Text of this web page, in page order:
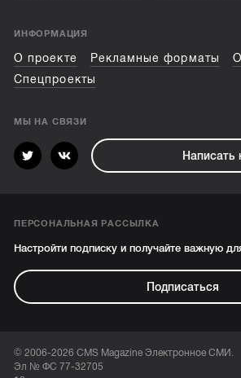
ИНФОРМАЦИЯ
О проекте Рекламные форматы
Спецпроекты
МЫ НА СВЯЗИ
Написать
ПЕРСОНАЛЬНАЯ РАССЫЛКА
Настройти подписку и получайте важную
Подписаться
© 2006-2026 CMS Magazine Электронное СМИ.
Эл № ФС 77-32705